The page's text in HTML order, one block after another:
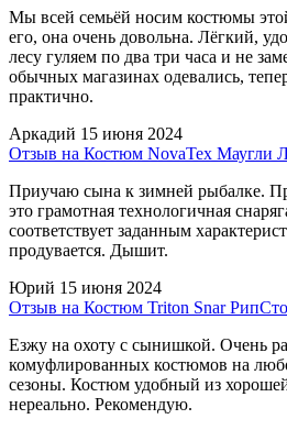
Мы всей семьёй носим костюмы
его, она очень довольна. Лёгкий,
лесу гуляем по два три часа и не
обычных магазинах одевались,
практично.
Аркадий 15 июня 2024
Отзыв на Костюм NovaTex Маугли
Приучаю сына к зимней рыбалке.
это грамотная технологичная
соответствует заданным
продувается. Дышит.
Юрий 15 июня 2024
Отзыв на Костюм Triton Snar
Езжу на охоту с сынишкой. Очень
комуфлированных костюмов на
сезоны. Костюм удобный из
нереально. Рекомендую.